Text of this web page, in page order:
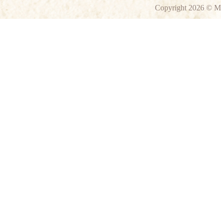
Copyright 2026 ©